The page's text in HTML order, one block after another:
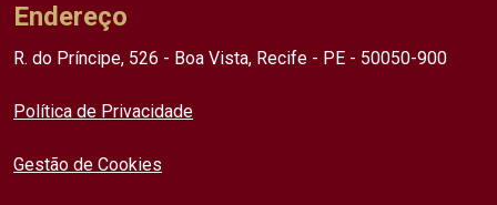
Endereço
R. do Príncipe, 526 - Boa Vista, Recife - PE - 50050-900
Política de Privacidade
Gestão de Cookies